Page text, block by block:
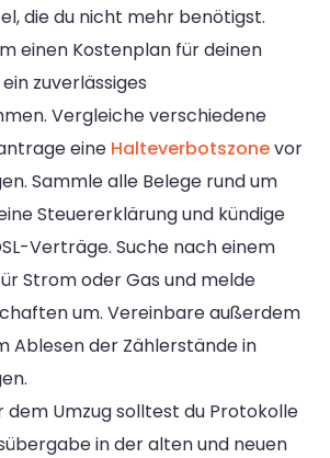
die du nicht mehr benötigst.
einen Kostenplan für deinen
zuverlässiges
Vergleiche verschiedene
eine Halteverbotszonevor
Sammle alle Belege rund um
Steuererklärung und kündige
Verträge. Suche nach einem
Strom oder Gas und melde
um. Vereinbare außerdem
Ablesen der Zählerstände in
dem Umzug solltest du Protokolle
in der alten und neuen